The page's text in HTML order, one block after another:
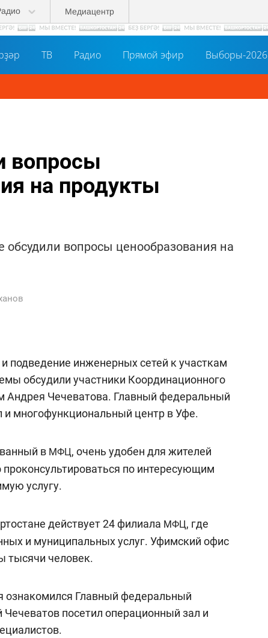
Медиацентр
ТВ Радио Прямой эфир Выборы-2026
вопросы
на продукты
обсудили вопросы ценообразования на
подведение инженерных сетей к участкам
обсудили участники Координационного
Андрея Чечеватова. Главный федеральный
и многофункциональный центр в Уфе.
в МФЦ, очень удобен для жителей
по интересующим
услугу.
действует 24 филиала МФЦ, где
и муниципальных услуг. Уфимский офис
тысячи человек.
ознакомился Главный федеральный
Чечеватов посетил операционный зал и